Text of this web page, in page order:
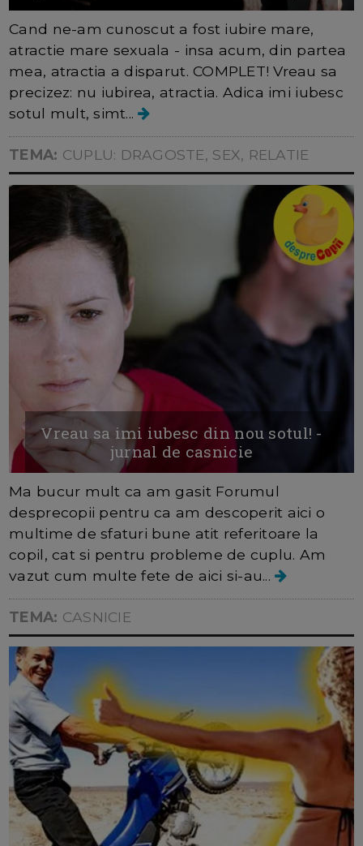
Cand ne-am cunoscut a fost iubire mare,
atractie mare sexuala - insa acum, din partea
mea, atractia a disparut. COMPLET! Vreau sa
precizez: nu iubirea, atractia. Adica imi iubesc
sotul mult, simt...
TEMA: CUPLU: DRAGOSTE, SEX, RELATIE
Vreau sa imi iubesc din nou sotul! -
jurnal de casnicie
Ma bucur mult ca am gasit Forumul
desprecopii pentru ca am descoperit aici o
multime de sfaturi bune atit referitoare la
copil, cat si pentru probleme de cuplu. Am
vazut cum multe fete de aici si-au...
TEMA: CASNICIE